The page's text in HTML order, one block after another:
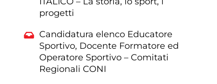
progetti
Candidatura elenco Educatore
Sportivo, Docente Formatore ed
Operatore Sportivo – Comitati
Regionali CONI